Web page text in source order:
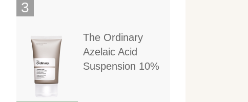
The Ordinary
Azelaic Acid
Suspension 10%